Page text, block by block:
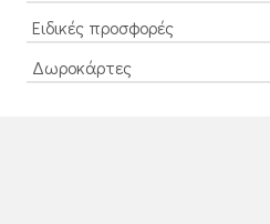
Ειδικές προσφορές
Δωροκάρτες